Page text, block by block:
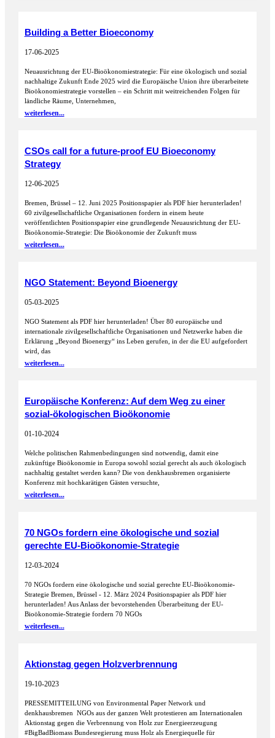
Building a Better Bioeconomy
17-06-2025
Neuausrichtung der EU-Bioökonomiestrategie: Für eine ökologisch und sozial
nachhaltige Zukunft Ende 2025 wird die Europäische Union ihre überarbeitete
Bioökonomiestrategie vorstellen – ein Schritt mit weitreichenden Folgen für
ländliche Räume, Unternehmen,
weiterlesen...
CSOs call for a future-proof EU Bioeconomy
Strategy
12-06-2025
Bremen, Brüssel – 12. Juni 2025 Positionspapier als PDF hier herunterladen!
60 zivilgesellschaftliche Organisationen fordern in einem heute
veröffentlichten Positionspapier eine grundlegende Neuausrichtung der EU-
Bioökonomie-Strategie: Die Bioökonomie der Zukunft muss
weiterlesen...
NGO Statement: Beyond Bioenergy
05-03-2025
NGO Statement als PDF hier herunterladen! Über 80 europäische und
internationale zivilgesellschaftliche Organisationen und Netzwerke haben die
Erklärung „Beyond Bioenergy“ ins Leben gerufen, in der die EU aufgefordert
wird, das
weiterlesen...
Europäische Konferenz: Auf dem Weg zu einer
sozial-ökologischen Bioökonomie
01-10-2024
Welche politischen Rahmenbedingungen sind notwendig, damit eine
zukünftige Bioökonomie in Europa sowohl sozial gerecht als auch ökologisch
nachhaltig gestaltet werden kann? Die von denkhausbremen organisierte
Konferenz mit hochkarätigen Gästen versuchte,
weiterlesen...
70 NGOs fordern eine ökologische und sozial
gerechte EU-Bioökonomie-Strategie
12-03-2024
70 NGOs fordern eine ökologische und sozial gerechte EU-Bioökonomie-
Strategie Bremen, Brüssel - 12. März 2024 Positionspapier als PDF hier
herunterladen! Aus Anlass der bevorstehenden Überarbeitung der EU-
Bioökonomie-Strategie fordern 70 NGOs
weiterlesen...
Aktionstag gegen Holzverbrennung
19-10-2023
PRESSEMITTEILUNG von Environmental Paper Network und
denkhausbremen NGOs aus der ganzen Welt protestieren am Internationalen
Aktionstag gegen die Verbrennung von Holz zur Energieerzeugung
#BigBadBiomass Bundesregierung muss Holz als Energiequelle für